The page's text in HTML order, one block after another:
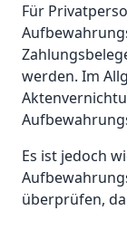
Für
werden. Im
Es ist jedoch
überprüfen,